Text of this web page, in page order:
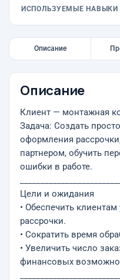
ИСПОЛЬЗУЕМЫЕ НАВЫКИ
Описание
Описание
Клиент — монтажная
Задача: Создать
оформления
партнером, обучить
ошибки в работе.
Цели и ожидания
• Обеспечить
рассрочки.
• Сократить время
• Увеличить число
финансовых